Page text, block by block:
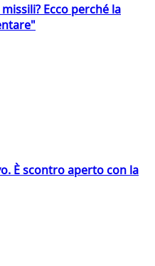
Ecco perché la
È scontro aperto con la